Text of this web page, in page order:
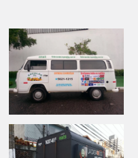
Contato
Telefone:
(11)
5625-
9898
Whatsapp:
(11)
5625-